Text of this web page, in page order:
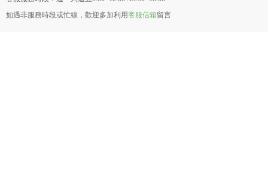
如遇非服務時段或忙線，歡迎多加利用客服信箱留言